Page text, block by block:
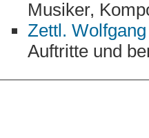
Zettl. Wolfgang
Auftritte und